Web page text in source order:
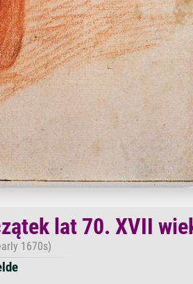
lat 70. XVII
1670s)